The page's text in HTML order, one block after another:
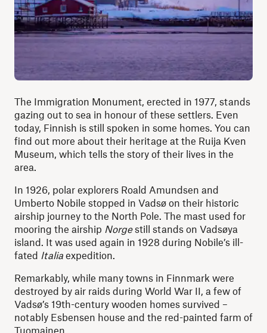
The Immigration Monument, erected in 1977, stands
gazing out to sea in honour of these settlers. Even
today, Finnish is still spoken in some homes. You can
find out more about their heritage at the Ruija Kven
Museum, which tells the story of their lives in the
area.
In 1926, polar explorers Roald Amundsen and
Umberto Nobile stopped in Vadsø on their historic
airship journey to the North Pole. The mast used for
mooring the airship Norgestill stands on Vadsøya
island. It was used again in 1928 during Nobile’s ill-
fated Italia expedition.
Remarkably, while many towns in Finnmark were
destroyed by air raids during World War II, a few of
Vadsø’s 19th-century wooden homes survived –
notably Esbensen house and the red-painted farm of
Tuomainen.